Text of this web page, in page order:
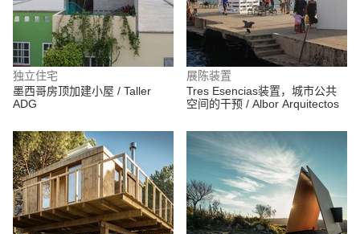
独立住宅
墨西哥房顶加建小屋 / Taller
ADG
展陈装置
Tres Esencias装置，城市公共
空间的干预 / Albor Arquitectos